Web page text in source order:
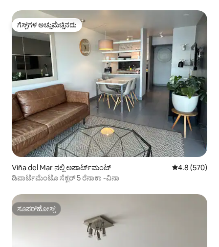
ಗೆಸ್ಟ್‌ಗಳ ಅಚ್ಚುಮೆಚ್ಚಿನದು
ಗೆಸ್ಟ್‌ಗಳ ಅಚ್ಚುಮೆಚ್ಚಿನದು
Viña del Mar ನಲ್ಲಿ ಅಪಾರ್ಟ್‌ಮಂಟ್ 5 ರಲ್ಲಿ 4.8
4.8 (570)
ಡಿಪಾರ್ಟೆಮೆಂಟೊ ಸೆಕ್ಟರ್ 5 ರೆನಾಕಾ -ವಿನಾ
ಸೂಪರ್‌ಹೋಸ್ಟ್
ಸೂಪರ್‌ಹೋಸ್ಟ್